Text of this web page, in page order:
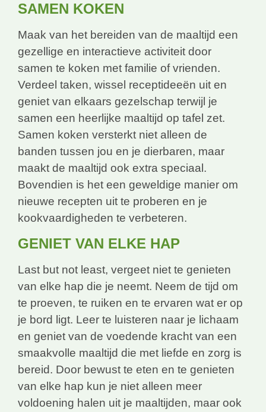
SAMEN KOKEN
Maak van het bereiden van de maaltijd een
gezellige en interactieve activiteit door
samen te koken met familie of vrienden.
Verdeel taken, wissel receptideeën uit en
geniet van elkaars gezelschap terwijl je
samen een heerlijke maaltijd op tafel zet.
Samen koken versterkt niet alleen de
banden tussen jou en je dierbaren, maar
maakt de maaltijd ook extra speciaal.
Bovendien is het een geweldige manier om
nieuwe recepten uit te proberen en je
kookvaardigheden te verbeteren.
GENIET VAN ELKE HAP
Last but not least, vergeet niet te genieten
van elke hap die je neemt. Neem de tijd om
te proeven, te ruiken en te ervaren wat er op
je bord ligt. Leer te luisteren naar je lichaam
en geniet van de voedende kracht van een
smaakvolle maaltijd die met liefde en zorg is
bereid. Door bewust te eten en te genieten
van elke hap kun je niet alleen meer
voldoening halen uit je maaltijden, maar ook